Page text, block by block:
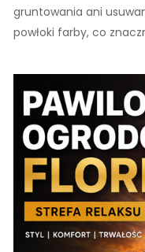
gruntowania ani
powłoki farby, co